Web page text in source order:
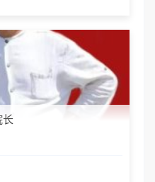
长